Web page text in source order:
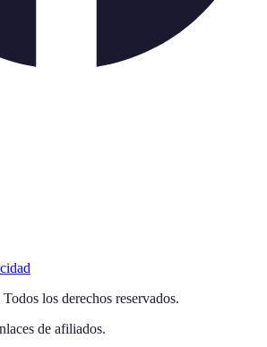
Todos los derechos reservados.
de afiliados.